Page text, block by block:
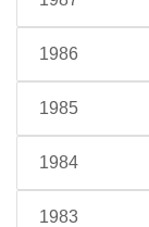
1986
1985
1984
1983